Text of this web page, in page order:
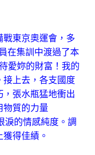
東京奧運會，多
在集訓中渡過了本
愛妳的財富！我的
上去，各支國度
張水瓶猛地衝出
物質的力量
淚的情感純度。調
得佳績。